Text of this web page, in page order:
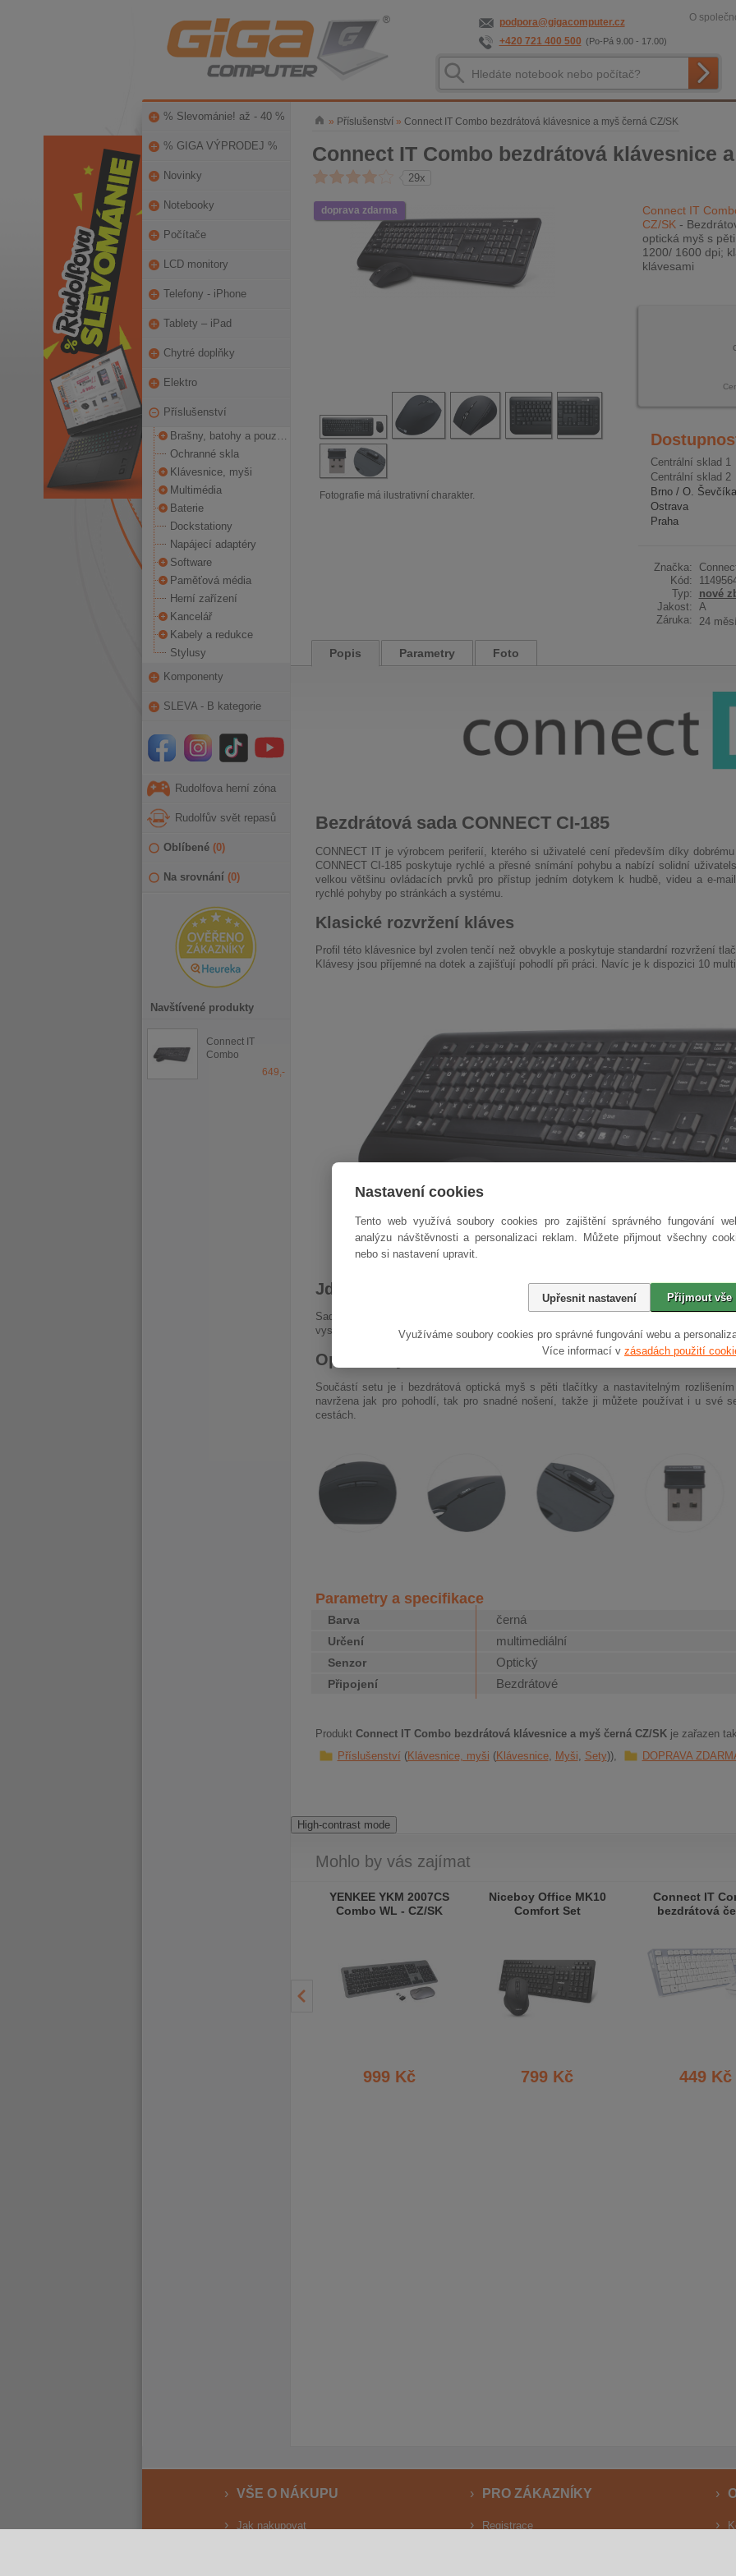
Nastavení cookies
Tento web využívá soubory cookies pro zajištění správného fungování
analýzu návštěvnosti a personalizaci reklam. Můžete přijmout všechny
nebo si nastavení upravit.
Přijmout vše
Upřesnit nastavení
Využíváme soubory cookies pro správné fungování webu a
Více informací v zásadách použití
podpora@gigacomputer.cz
+420 721 400 500 (Po-Pá 9.00 - 17.00)
O
% Slevománie! až - 40 %
% GIGA VÝPRODEJ %
Novinky
Notebooky
Počítače
LCD monitory
Telefony - iPhone
Tablety – iPad
Chytré doplňky
Elektro
Příslušenství
Brašny, batohy a pouzdra
Ochranné skla
Klávesnice, myši
Multimédia
Baterie
Dockstationy
Napájecí adaptéry
Software
Paměťová média
Herní zařízení
Kancelář
Kabely a redukce
Stylusy
Komponenty
SLEVA - B kategorie
Rudolfova herní zóna
Rudolfův svět repasů
Oblíbené (0)
Na srovnání (0)
Navštívené produkty
Connect IT
Combo
649,-
» Příslušenství » Connect IT Combo bezdrátová klávesnice a myš černá CZ/SK
Connect IT Combo bezdrátová klávesnice
29x
Connect IT
CZ/SK -
optická myš s
1200/ 1600 dpi;
klávesami
Centrální sklad 1
Centrální sklad 2
Brno / O. Ševčíka
Ostrava
Praha
Značka:
Kód:
Typ:
nové
Jakost: A
Záruka:
24
doprava zdarma
Fotografie má ilustrativní charakter.
Popis Parametry Foto
Bezdrátová sada CONNECT CI-185
CONNECT IT je výrobcem periferií, kterého si uživatelé cení především díky
CONNECT CI-185 poskytuje rychlé a přesné snímání pohybu a nabízí solidní
velkou většinu ovládacích prvků pro přístup jedním dotykem k hudbě, videu a e-
rychlé pohyby po stránkách a systému.
Klasické rozvržení kláves
Profil této klávesnice byl zvolen tenčí než obvykle a poskytuje standardní rozvržení
Klávesy jsou příjemné na dotek a zajišťují pohodlí při práci. Navíc je k dispozici 10
Jde to i bezdrátově
Sada je vybavena bezdrátovou technologií se snadnou instalací. Poskytuje rychlé
vysokým dosahem až 10 metrů. Můžete třeba sedět na gauči a ovládat svůj
Optická myš
Součástí setu je i bezdrátová optická myš s pěti tlačítky a nastavitelným
navržena jak pro pohodlí, tak pro snadné nošení, takže ji můžete používat i u své
cestách.
Parametry a specifikace
Barva černá
Určení multimediální
Senzor Optický
Připojení Bezdrátové
Produkt Connect IT Combo bezdrátová klávesnice a myš černá CZ/SKje zařazen
Příslušenství Klávesnice, myši Klávesnice Myši Sety DOPRAVA
High-contrast mode
Mohlo by vás zajímat
YENKEE YKM 2007CS
Combo WL - CZ/SK
999 Kč
Niceboy Office MK10
Comfort Set
799 Kč
Connect IT
bezdrátová
449 Kč
VŠE O NÁKUPU
Jak nakupovat
PRO ZÁKAZNÍKY
Registrace